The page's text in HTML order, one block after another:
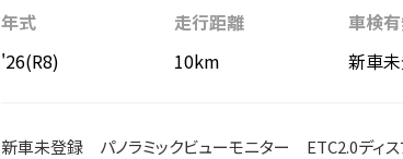
年式
'26(R8)
走行距離
10km
車検
新車
新車未登録 パノラミックビューモニター ETC2.0ディ